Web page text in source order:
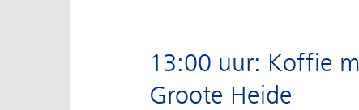
13:00 uur: Koffie
Groote Heide